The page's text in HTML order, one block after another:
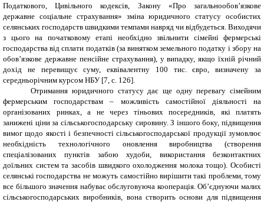
Податкового, Цивільного кодексів, Закону «Про загальнообов’язкове
державне соціальне страхування» зміна юридичного статусу особистих
селянських господарств швидкими темпами навряд чи відбудеться. Виходячи
з цього на початковому етапі необхідно звільнити сімейні фермерські
господарства від сплати податків (за винятком земельного податку і збору на
обов’язкове державне пенсійне страхування), у випадку, якщо їхній річний
дохід не перевищує суму, еквівалентну 100 тис. євро, визначену за
середньорічним курсом НБУ [7, с. 126].
Отримання юридичного статусу дає ще одну перевагу сімейним
фермерським господарствам – можливість самостійної діяльності на
організованих ринках, а не через тіньових посередників, які платять
занижені ціни за сільськогосподарську сировину. З іншого боку, підвищення
вимог щодо якості і безпечності сільськогосподарської продукції зумовлює
необхідність технологічного оновлення виробництва (створення
спеціалізованих пунктів забою худоби, використання безконтактних
доїльних систем та засобів швидкого охолодження молока тощо). Особисті
селянські господарства не можуть самостійно вирішити такі проблеми, тому
все більшого значення набуває обслуговуюча кооперація. Об’єднуючи малих
сільськогосподарських виробників, вона створить основи для підвищення